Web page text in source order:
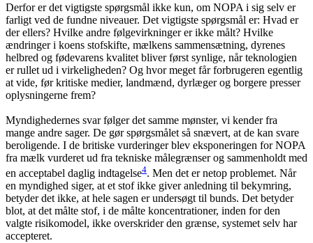
Derfor er det vigtigste spørgsmål ikke kun, om NOPA i sig selv er
farligt ved de fundne niveauer. Det vigtigste spørgsmål er: Hvad er
der ellers? Hvilke andre følgevirkninger er ikke målt? Hvilke
ændringer i koens stofskifte, mælkens sammensætning, dyrenes
helbred og fødevarens kvalitet bliver først synlige, når teknologien
er rullet ud i virkeligheden? Og hvor meget får forbrugeren egentlig
at vide, før kritiske medier, landmænd, dyrlæger og borgere presser
oplysningerne frem?
Myndighedernes svar følger det samme mønster, vi kender fra
mange andre sager. De gør spørgsmålet så snævert, at de kan svare
beroligende. I de britiske vurderinger blev eksponeringen for NOPA
fra mælk vurderet ud fra tekniske målegrænser og sammenholdt med
en acceptabel daglig indtagelse4. Men det er netop problemet. Når
en myndighed siger, at et stof ikke giver anledning til bekymring,
betyder det ikke, at hele sagen er undersøgt til bunds. Det betyder
blot, at det målte stof, i de målte koncentrationer, inden for den
valgte risikomodel, ikke overskrider den grænse, systemet selv har
accepteret.